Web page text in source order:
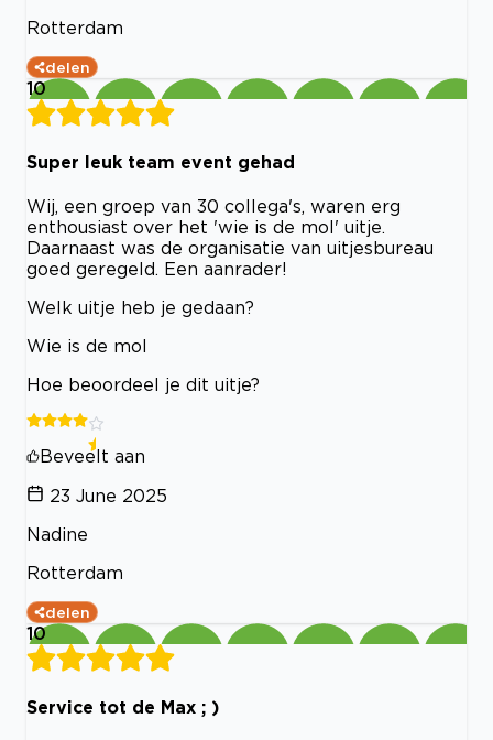
Rotterdam
delen
10
Super leuk team event gehad
Wij, een groep van 30 collega's, waren erg
enthousiast over het 'wie is de mol' uitje.
Daarnaast was de organisatie van uitjesbureau
goed geregeld. Een aanrader!
Welk uitje heb je gedaan?
Wie is de mol
Hoe beoordeel je dit uitje?
Beveelt aan
23 June 2025
Nadine
Rotterdam
delen
10
Service tot de Max ; )